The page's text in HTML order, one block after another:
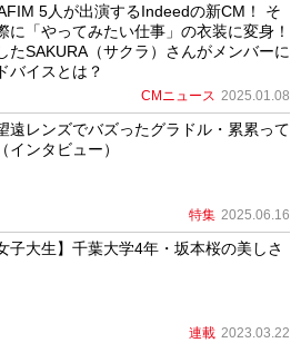
5人が出演するIndeedの新CM！ そ
に「やってみたい仕事」の衣装に変身！
たSAKURA（サクラ）さんがメンバーに
バイスとは？
CMニュース 2025.01.08
遠レンズでバズったグラドル・累累って
インタビュー）
特集 2025.06.16
子大生】千葉大学4年・坂本桜の美しさ
連載 2023.03.22